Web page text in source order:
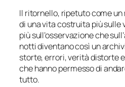
Il ritornello, ripetuto come
di una vita costruita più sulle
più sull’osservazione che
notti diventano così un
storte, errori, verità distorte
che hanno permesso di
tutto.